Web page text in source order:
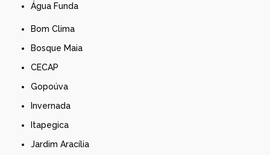
Água Funda
Bom Clima
Bosque Maia
CECAP
Gopoúva
Invernada
Itapegica
Jardim Aracília